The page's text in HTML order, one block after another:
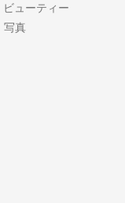
ビューティー
写真